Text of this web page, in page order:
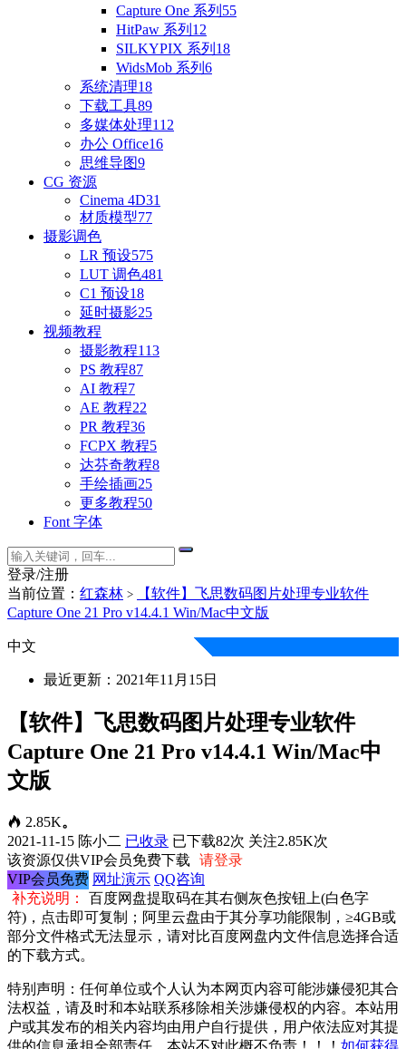
Capture One 系列 55
HitPaw 系列 12
SILKYPIX 系列 18
WidsMob 系列 6
系统清理18
下载工具89
多媒体处理112
办公 Office16
思维导图9
CG 资源
Cinema 4D31
材质模型77
摄影调色
LR 预设575
LUT 调色481
C1 预设18
延时摄影25
视频教程
摄影教程113
PS 教程87
AI 教程7
AE 教程22
PR 教程36
FCPX 教程5
达芬奇教程8
手绘插画25
更多教程50
Font 字体
登录/注册
当前位置： 红森林 >
【软件】飞思数码图片处理专业软件
Capture One 21 Pro v14.4.1 Win/Mac中文版
中文
最近更新：2021年11月15日
【软件】飞思数码图片处理专业软件
Capture One 21 Pro v14.4.1 Win/Mac中
文版
2.85K。
2021-11-15 陈小二 已收录 已下载82次 关注2.85K次
该资源仅供VIP会员免费下载
请登录
VIP会员免费 网址演示 QQ咨询
补充说明：
百度网盘提取码在其右侧灰色按钮上(白色字
符)，点击即可复制；阿里云盘由于其分享功能限制，≥4GB或
部分文件格式无法显示，请对比百度网盘内文件信息选择合适
的下载方式。
特别声明：任何单位或个人认为本网页内容可能涉嫌侵犯其合
法权益，请及时和本站联系移除相关涉嫌侵权的内容。本站用
户或其发布的相关内容均由用户自行提供，用户依法应对其提
供的信息承担全部责任，本站不对此概不负责！！！ 如何获得